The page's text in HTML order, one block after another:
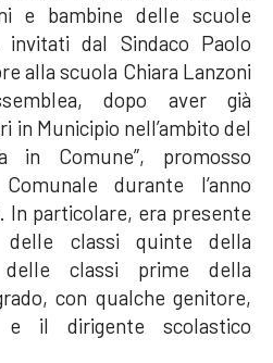
e bambine delle scuole
dal Sindaco Paolo
alla scuola Chiara Lanzoni
dopo aver già
in Municipio nell’ambito del
in Comune”, promosso
Comunale durante l’anno
particolare, era presente
delle classi quinte della
classi prime della
con qualche genitore,
e il dirigente scolastico